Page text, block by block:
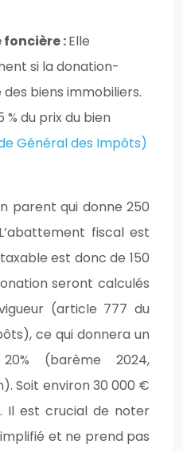
:Elle
si la donation-
biens immobiliers.
% du prix du bien
Général des Impôts)
parent qui donne 250
fiscal est
est donc de 150
seront calculés
(article 777 du
ce qui donnera un
(barème 2024,
Soit environ 30 000 €
Il est crucial de noter
et ne prend pas